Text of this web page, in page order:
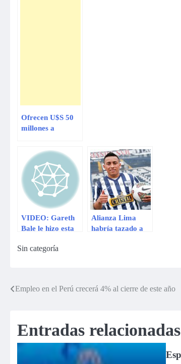
Ofrecen U$S 50
millones a
para regresar
como ´Batman´
VIDEO: Gareth
Bale le hizo esta
Cristiano en
Alianza Lima
habría tazado a
Sin categoría
Navegación
entradas
Empleo en el Perú crecerá 4% al cierre de este año
Entradas relacionadas